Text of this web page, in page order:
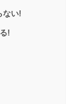
ない!
!